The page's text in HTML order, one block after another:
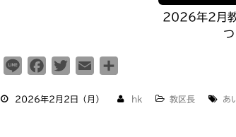
2026年2月
つ
n
c
i
a
2026年2月2日（月） hk 教区長 あ